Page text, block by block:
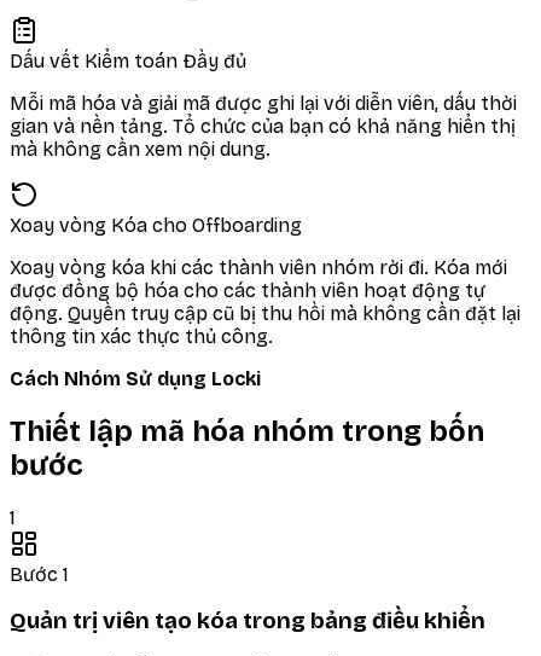
Dấu vết Kiểm toán Đầy đủ
Mỗi mã hóa và giải mã được ghi lại với diễn viên, dấu thời
gian và nền tảng. Tổ chức của bạn có khả năng hiển thị
mà không cần xem nội dung.
Xoay vòng Kóa cho Offboarding
Xoay vòng kóa khi các thành viên nhóm rời đi. Kóa mới
được đồng bộ hóa cho các thành viên hoạt động tự
động. Quyền truy cập cũ bị thu hồi mà không cần đặt lại
thông tin xác thực thủ công.
Cách Nhóm Sử dụng Locki
Thiết lập mã hóa nhóm trong bốn
bước
1
Bước 1
Quản trị viên tạo kóa trong bảng điều khiển